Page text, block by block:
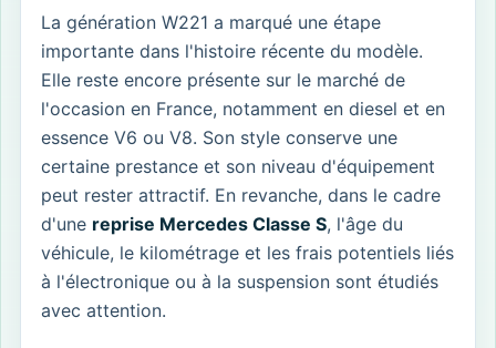
La génération W221 a marqué une étape
importante dans l'histoire récente du modèle.
Elle reste encore présente sur le marché de
l'occasion en France, notamment en diesel et en
essence V6 ou V8. Son style conserve une
certaine prestance et son niveau d'équipement
peut rester attractif. En revanche, dans le cadre
d'une reprise Mercedes Classe S, l'âge du
véhicule, le kilométrage et les frais potentiels liés
à l'électronique ou à la suspension sont étudiés
avec attention.